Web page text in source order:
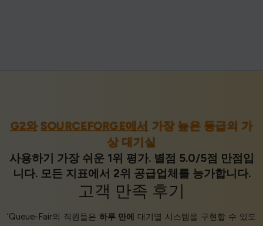
G2와 SOURCEFORGE에서 가장 높은 등급의 가
상 대기실
사용하기 가장 쉬운 1위 평가. 별점 5.0/5점 만점입
니다. 모든 지표에서 2위 공급업체를 능가합니다.
고객 만족 후기
‘Queue-Fair의 직원들은 하루 만에
대기열 시스템을 구현할 수 있도